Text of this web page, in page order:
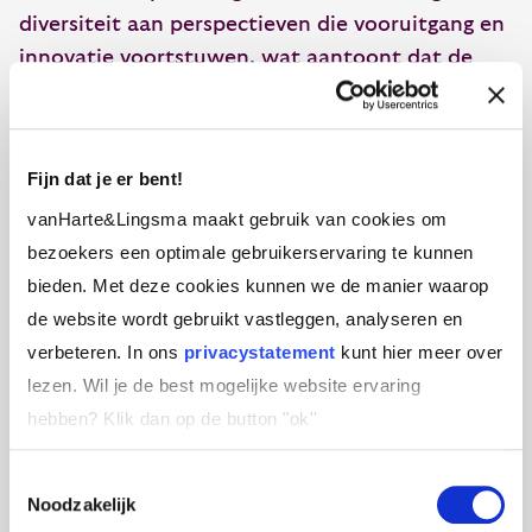
Fijn dat je er bent!
vanHarte&Lingsma maakt gebruik van cookies om
bezoekers een optimale gebruikerservaring te kunnen
bieden. Met deze cookies kunnen we de manier waarop
de website wordt gebruikt vastleggen, analyseren en
verbeteren. In ons privacystatement kunt hier meer over
lezen. Wil je de best mogelijke website ervaring
hebben? Klik dan op de button "ok''
Noodzakelijk
diversiteit aan perspectieven die vooruitgang en
innovatie voortstuwen, wat aantoont dat de
beste ideeën ontstaan wanneer verschillende
denkwijzen samenkomen.
4. Aandacht voor het individu
IT- en techprofessionals kennen een
uitzonderlijke aandacht voor detail in hun werk,
wat essentieel is in een veld waar een kleine
fout grote gevolgen kan hebben. Door deze
inzet te erkennen, bevestigen we het belang van
elk individu binnen het team en onderstrepen
we hoe cruciaal elke bijdrage is voor het algehele